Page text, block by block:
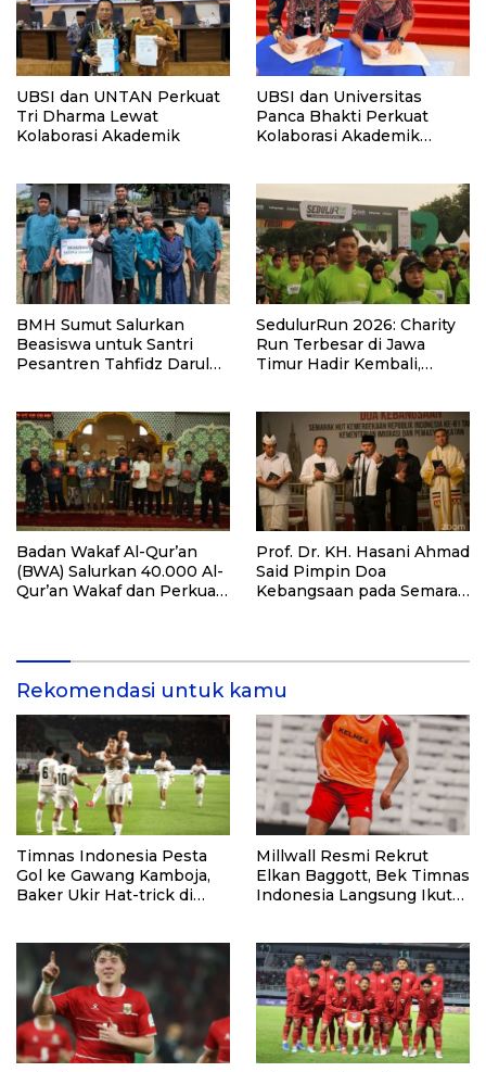
UBSI dan UNTAN Perkuat
Tri Dharma Lewat
Kolaborasi Akademik
UBSI dan Universitas
Panca Bhakti Perkuat
Kolaborasi Akademik
BMH Sumut Salurkan
Beasiswa untuk Santri
Pesantren Tahfidz Darul
SedulurRun 2026: Charity
Run Terbesar di Jawa
Timur Hadir Kembali,
Santri dan Guru Honorer
Badan Wakaf Al-Qur’an
(BWA) Salurkan 40.000 Al-
Qur’an Wakaf dan Perkuat
Prof. Dr. KH. Hasani Ahmad
Said Pimpin Doa
Kebangsaan pada Semarak
Rekomendasi untuk kamu
Timnas Indonesia Pesta
Gol ke Gawang Kamboja,
Baker Ukir Hat-trick di
Millwall Resmi Rekrut
Elkan Baggott, Bek Timnas
Indonesia Langsung Ikut